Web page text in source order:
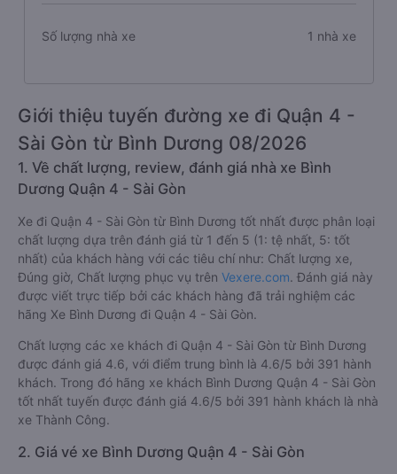
Số lượng nhà xe 1 nhà xe
Giới thiệu tuyến đường xe đi Quận 4 -
Sài Gòn từ Bình Dương 08/2026
1. Về chất lượng, review, đánh giá nhà xe Bình
Dương Quận 4 - Sài Gòn
Xe đi Quận 4 - Sài Gòn từ Bình Dương tốt nhất được phân loại
chất lượng dựa trên đánh giá từ 1 đến 5 (1: tệ nhất, 5: tốt
nhất) của khách hàng với các tiêu chí như: Chất lượng xe,
Đúng giờ, Chất lượng phục vụ trên Vexere.com. Đánh giá này
được viết trực tiếp bởi các khách hàng đã trải nghiệm các
hãng Xe Bình Dương đi Quận 4 - Sài Gòn.
Chất lượng các xe khách đi Quận 4 - Sài Gòn từ Bình Dương
được đánh giá 4.6, với điểm trung bình là 4.6/5 bởi 391 hành
khách. Trong đó hãng xe khách Bình Dương Quận 4 - Sài Gòn
tốt nhất tuyến được đánh giá 4.6/5 bởi 391 hành khách là nhà
xe Thành Công.
2. Giá vé xe Bình Dương Quận 4 - Sài Gòn